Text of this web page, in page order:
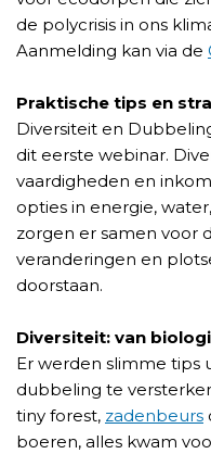
de polycrisis in ons
Aanmelding kan via de
Praktische tips en
Diversiteit en
dit eerste webinar.
vaardigheden en
opties in energie,
zorgen er samen voor
veranderingen en
doorstaan.
Diversiteit: van
Er werden slimme tips
dubbeling te
tiny forest, zadenbeurs
boeren, alles kwam